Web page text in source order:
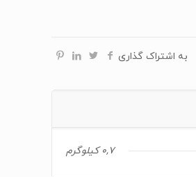
به اشتراک گذاری
0,7 کیلوگرم